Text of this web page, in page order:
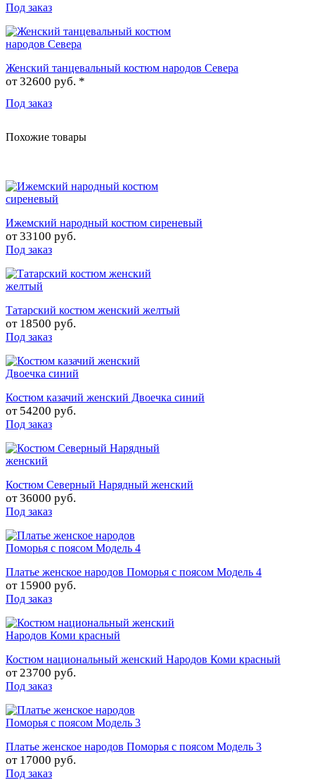
Под заказ
Женский танцевальный костюм народов Севера
от32600 руб. *
Под заказ
Похожие товары
Ижемский народный костюм сиреневый
от33100 руб.
Под заказ
Татарский костюм женский желтый
от 18500 руб.
Под заказ
Костюм казачий женский Двоечка синий
от 54200 руб.
Под заказ
Костюм Северный Нарядный женский
от36000 руб.
Под заказ
Платье женское народов Поморья с поясом Модель 4
от 15900 руб.
Под заказ
Костюм национальный женский Народов Коми красный
от 23700 руб.
Под заказ
Платье женское народов Поморья с поясом Модель 3
от 17000 руб.
Под заказ